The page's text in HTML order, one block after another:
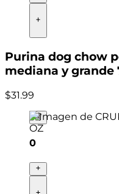
Purina dog chow
mediana y grande
$31.99
0